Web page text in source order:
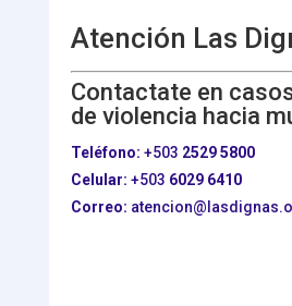
Atención Las
Contactate en
de violencia hacia
Teléfono: +503 2529 5800
Celular: +503 6029 6410
Correo: